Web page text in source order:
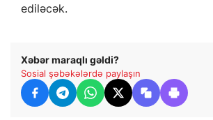
ediləcək.
Xəbər maraqlı gəldi?
Sosial şəbəkələrdə paylaşın